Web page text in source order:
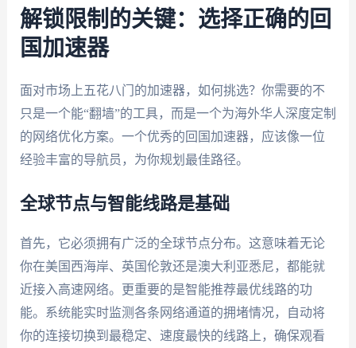
解锁限制的关键：选择正确的回
国加速器
面对市场上五花八门的加速器，如何挑选？你需要的不
只是一个能“翻墙”的工具，而是一个为海外华人深度定制
的网络优化方案。一个优秀的回国加速器，应该像一位
经验丰富的导航员，为你规划最佳路径。
全球节点与智能线路是基础
首先，它必须拥有广泛的全球节点分布。这意味着无论
你在美国西海岸、英国伦敦还是澳大利亚悉尼，都能就
近接入高速网络。更重要的是智能推荐最优线路的功
能。系统能实时监测各条网络通道的拥堵情况，自动将
你的连接切换到最稳定、速度最快的线路上，确保观看